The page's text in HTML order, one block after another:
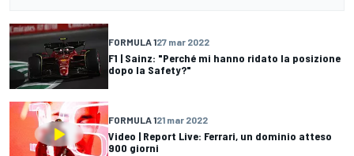
FORMULA 127 mar 2022
F1 | Sainz: "Perché mi hanno ridato la posizione
dopo la Safety?"
FORMULA 121 mar 2022
Video | Report Live: Ferrari, un dominio atteso
900 giorni